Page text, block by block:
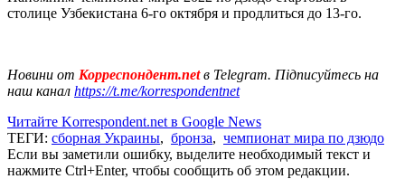
столице Узбекистана 6-го октября и продлиться до 13-го.
Новини от Корреспондент.netв Telegram. Підписуйтесь на
наш канал https://t.me/korrespondentnet
Читайте Korrespondent.net в Google News
ТЕГИ: сборная Украины, бронза, чемпионат мира по дзюдо
Если вы заметили ошибку, выделите необходимый текст и
нажмите Ctrl+Enter, чтобы сообщить об этом редакции.